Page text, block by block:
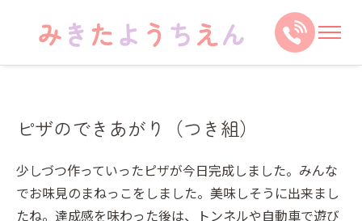
ピザのできあがり（つき組）
少しづつ作っていったピザが今日完成しました。みんな
でお味見のまねっこをしました。美味しそうに出来まし
たね。達成感を味わった後は、トンネルや自動車で遊び